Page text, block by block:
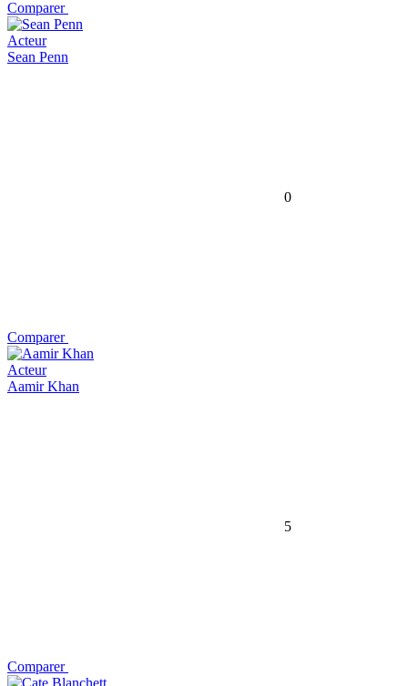
Comparer
Acteur
Sean Penn
0
Comparer
Acteur
Aamir Khan
5
Comparer